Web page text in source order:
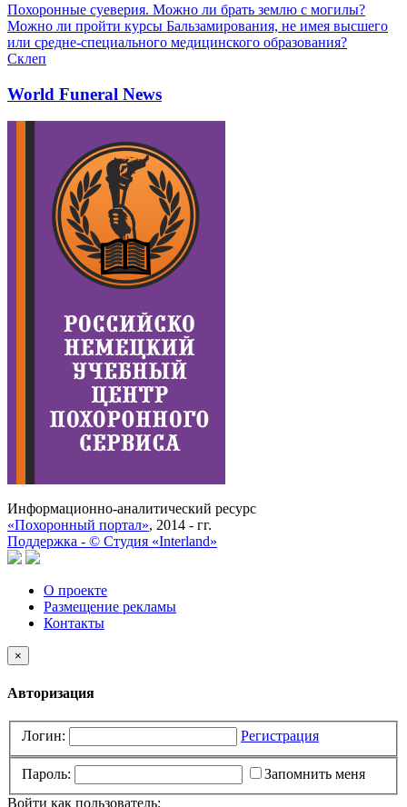
Похоронные суеверия. Можно ли брать землю с могилы?
Можно ли пройти курсы Бальзамирования, не имея высшего
или средне-специального медицинского образования?
Склеп
World Funeral News
Информационно-аналитический ресурс
«Похоронный портал», 2014 - гг.
Поддержка - © Cтудия «Interland»
О проекте
Размещение рекламы
Контакты
×
Авторизация
Логин: Регистрация
Пароль:
Запомнить меня
Войти как пользователь: